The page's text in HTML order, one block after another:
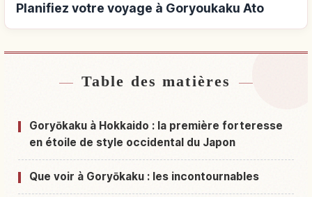
Planifiez votre voyage à Goryoukaku Ato
Hébergements près de Goryoukaku Ato
Activités à Goryoukaku Ato↗
Table des matières
Goryōkaku à Hokkaido : la première forteresse
en étoile de style occidental du Japon
Que voir à Goryōkaku : les incontournables